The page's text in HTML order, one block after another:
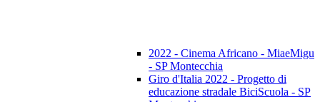
2022 - Cinema Africano - MiaeMigu
- SP Montecchia
Giro d'Italia 2022 - Progetto di
educazione stradale BiciScuola - SP